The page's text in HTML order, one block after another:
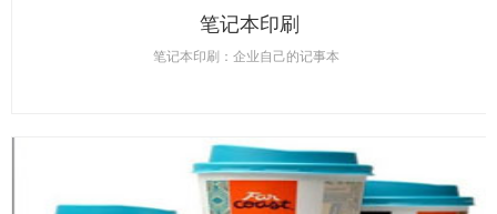
笔记本印刷
笔记本印刷：企业自己的记事本